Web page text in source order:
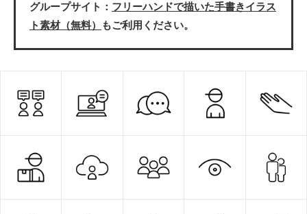
グループサイト： フリーハンドで描いた手書きイラス
ト素材（無料）
もご利用ください。